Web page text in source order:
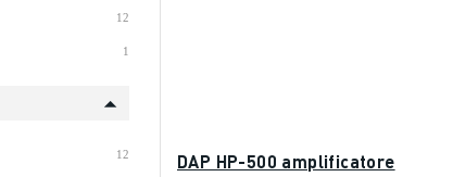
12
1
12
DAP HP-500 amplificatore